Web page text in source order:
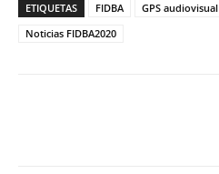
ETIQUETAS FIDBA GPS audiovisual
Noticias FIDBA2020